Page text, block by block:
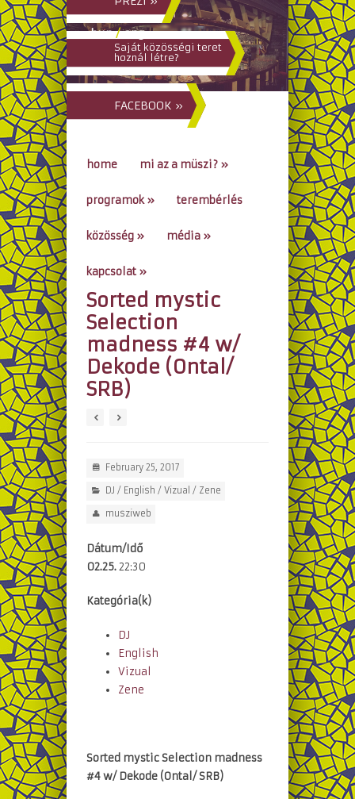
hun/eng
Saját közösségi teret
hoznál létre?
FACEBOOK »
home mi az a müszi? »
programok» terembérlés
közösség » média »
kapcsolat »
go to...
Sorted mystic
Selection
madness #4 w/
Dekode (Ontal/
SRB)
February 25, 2017
DJ / English / Vizual / Zene
musziweb
Dátum/Idő
02.25.22:30
Kategória(k)
DJ
English
Vizual
Zene
Sorted mystic Selection madness
#4 w/ Dekode (Ontal/ SRB)